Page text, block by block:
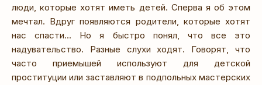
люди, которые хотят иметь детей. Сперва я об этом
мечтал. Вдруг появляются родители, которые хотят
нас спасти... Но я быстро понял, что все это
надувательство. Разные слухи ходят. Говорят, что
часто приемышей используют для детской
проституции или заставляют в подпольных мастерских